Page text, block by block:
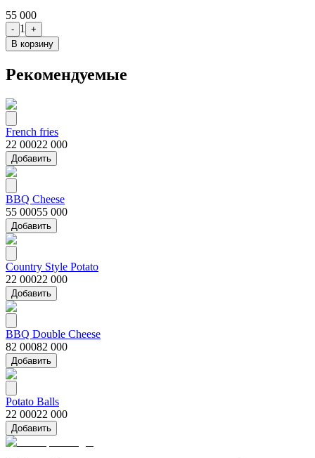
55 000
- 1
+
В корзину
Рекомендуемые
French fries
22 00022 000
Добавить
BBQ Cheese
55 00055 000
Добавить
Country Style Potato
22 00022 000
Добавить
BBQ Double Cheese
82 00082 000
Добавить
Potato Balls
22 00022 000
Добавить